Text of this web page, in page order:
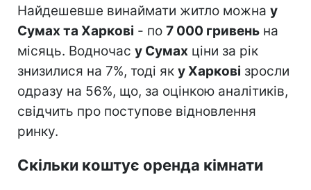
Найдешевше винаймати житло можна у
Сумах та Харкові - по 7 000 гривень на
місяць. Водночас у Сумах ціни за рік
знизилися на 7%, тоді як у Харкові зросли
одразу на 56%, що, за оцінкою аналітиків,
свідчить про поступове відновлення
ринку.
Скільки коштує оренда кімнати